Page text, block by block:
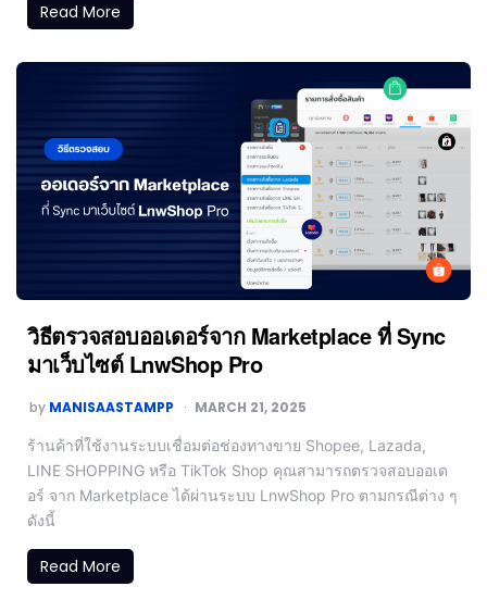
Read More
วิธีตรวจสอบออเดอร์จาก Marketplace ที่ Sync
มาเว็บไซต์ LnwShop Pro
by MANISAASTAMPP MARCH 21, 2025
ร้านค้าที่ใช้งานระบบเชื่อมต่อช่องทางขาย Shopee, Lazada,
LINE SHOPPING หรือ TikTok Shop คุณสามารถตรวจสอบออเด
อร์ จาก Marketplace ได้ผ่านระบบ LnwShop Pro ตามกรณีต่าง ๆ
ดังนี้
Read More